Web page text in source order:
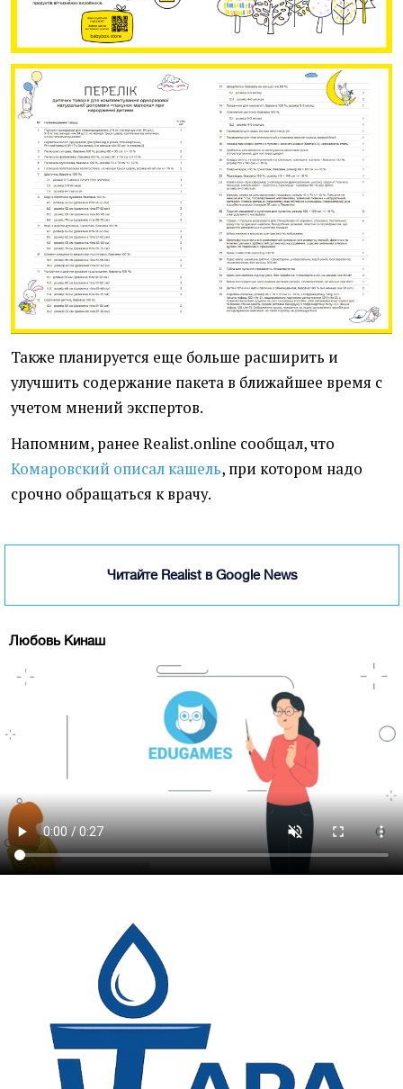
Также планируется еще больше расширить и
улучшить содержание пакета в ближайшее время с
учетом мнений экспертов.
Напомним, ранее Realist.online сообщал, что
Комаровский описал кашель, при котором надо
срочно обращаться к врачу.
Читайте Realist в Google News
Любовь Кинаш